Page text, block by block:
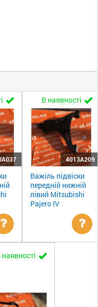
Уточнити
В наявності
4013A209
Важіль підвіски
передній нижній
лівий Mitsubishi
Pajero IV
наявності